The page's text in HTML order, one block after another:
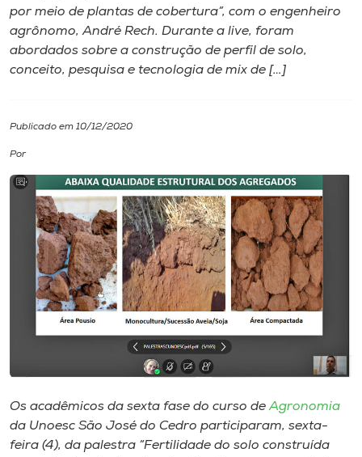
I.nova
Cultura
CPA
Biblioteca
Editora
Museu
Unoesc
Store
por meio de plantas de cobertura”, com o engenheiro
agrônomo, André Rech. Durante a live, foram
abordados sobre a construção de perfil de solo,
conceito, pesquisa e tecnologia de mix de […]
Publicado em 10/12/2020
Por
Os acadêmicos da sexta fase do curso deAgronomia
da Unoesc São José do Cedro participaram, sexta-
feira (4), da palestra “Fertilidade do solo construída